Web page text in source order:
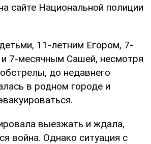
сайте Национальной полиции
11-летним Егором, 7-
7-месячным Сашей, несмотря
до недавнего
в родном городе и
выезжать и ждала,
война. Однако ситуация с